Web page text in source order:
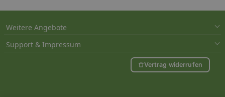
Weitere Angebote
Support & Impressum
Vertrag widerrufen